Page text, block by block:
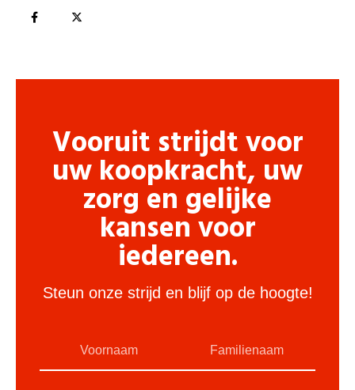
Vooruit strijdt voor
uw koopkracht, uw
zorg en gelijke
kansen voor
iedereen.
Steun onze strijd en blijf op de hoogte!